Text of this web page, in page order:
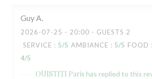
GuyA
2026-07-25 - 20:00 - GUESTS 2
SERVICE : 5/5 AMBIANCE : 5/5 FOOD :
4/5
OUISTITI Paris has replied to this